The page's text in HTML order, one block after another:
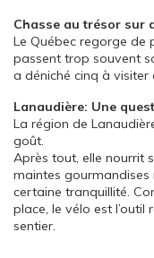
Chasse au trésor sur
Le Québec regorge de
passent trop souvent
a déniché cinq à visiter
Lanaudière: Une
La région de
goût.
Après tout, elle nourrit
maintes gourmandises
certaine tranquillité.
place, le vélo est l’outil
sentier.